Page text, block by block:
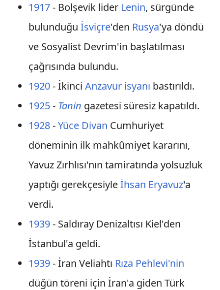
1917- Bolşevik lider Lenin, sürgünde
bulunduğu İsviçre'den Rusya'ya döndü
ve Sosyalist Devrim'in başlatılması
çağrısında bulundu.
1920- İkinci Anzavur isyanı bastırıldı.
1925- Tanin gazetesi süresiz kapatıldı.
1928-Yüce Divan Cumhuriyet
döneminin ilk mahkûmiyet kararını,
Yavuz Zırhlısı'nın tamiratında yolsuzluk
yaptığı gerekçesiyleİhsan Eryavuz'a
verdi.
1939- Saldıray Denizaltısı Kiel'den
İstanbul'a geldi.
1939- İran Veliahtı Rıza Pehlevi'nin
düğün töreni için İran'a giden Türk